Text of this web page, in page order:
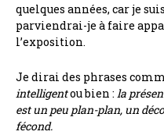
quelques années, car je
parviendrai-je à faire
l’exposition.
Je dirai des phrases
intelligentou bien : la
est un peu plan-plan, un
fécond.